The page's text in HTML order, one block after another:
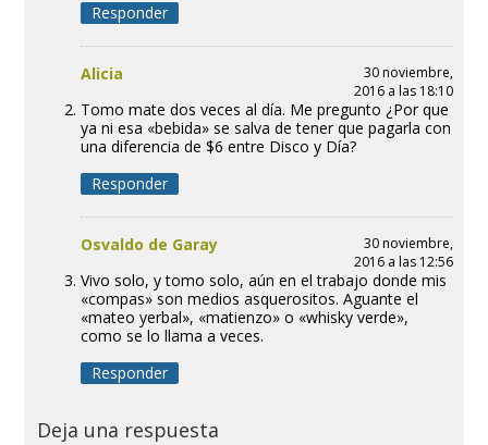
Responder
Alicia
30 noviembre,
2016 a las 18:10
Tomo mate dos veces al día. Me pregunto ¿Por que
ya ni esa «bebida» se salva de tener que pagarla con
una diferencia de $6 entre Disco y Día?
Responder
Osvaldo de Garay
30 noviembre,
2016 a las 12:56
Vivo solo, y tomo solo, aún en el trabajo donde mis
«compas» son medios asquerositos. Aguante el
«mateo yerbal», «matienzo» o «whisky verde»,
como se lo llama a veces.
Responder
Deja una respuesta